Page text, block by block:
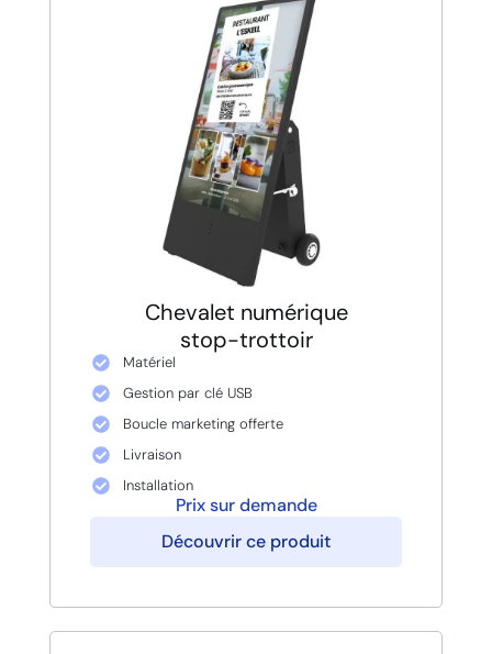
Chevalet numérique
stop-trottoir
Matériel
Gestion par clé USB
Boucle marketing offerte
Livraison
Installation
Prix sur demande
Découvrir ce produit